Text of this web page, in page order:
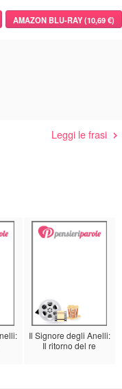
AMAZON BLU-RAY (10,69 €)
Leggi le frasi
Il Signore degli Anelli:
Il ritorno del re